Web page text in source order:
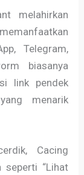
melahirkan
Telegram,
biasanya
link pendek
menarik
Cacing
“Lihat